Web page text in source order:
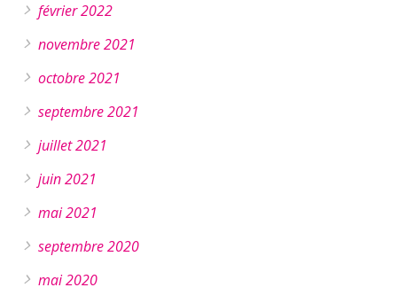
février 2022
novembre 2021
octobre 2021
septembre 2021
juillet 2021
juin 2021
mai 2021
septembre 2020
mai 2020